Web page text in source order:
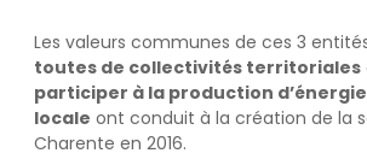
Les valeurs communes de ces 3
toutes de collectivités territoriales
participer à la production
locale ont conduit à la création de la
Charente en 2016.